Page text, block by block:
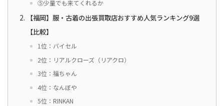
⑤少量でも来てくれるか
【福岡】服・古着の出張買取店おすすめ人気ランキング9選
【比較】
1位：バイセル
2位：リアルクローズ（リアクロ）
3位：福ちゃん
4位：なんぼや
5位：RINKAN